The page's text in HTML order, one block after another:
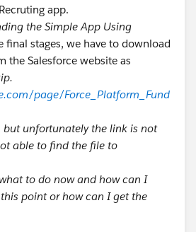
app.
the Simple App Using
final stages, we have to download
the Salesforce website as
page/Force_Platform_Fund
but unfortunately the link is not
able to find the file to
to do now and how can I
point or how can I get the